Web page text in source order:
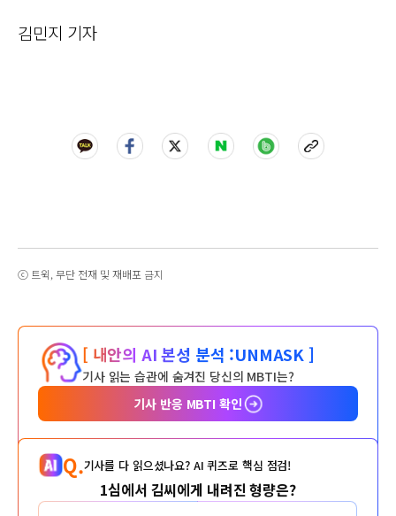
김민지 기자
ⓒ 트윅, 무단 전재 및 재배포 금지
[ 내안의 AI 본성 분석 :UNMASK ]
기사 읽는 습관에 숨겨진 당신의 MBTI는?
기사 반응 MBTI 확인
Q.기사를 다 읽으셨나요? AI 퀴즈로 핵심 점검!
1심에서 김씨에게 내려진 형량은?